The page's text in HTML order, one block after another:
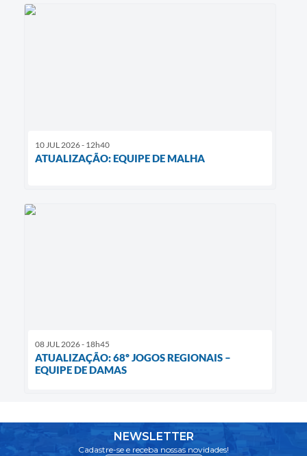
10 JUL 2026 - 12h40
ATUALIZAÇÃO: EQUIPE DE MALHA
08 JUL 2026 - 18h45
ATUALIZAÇÃO: 68º JOGOS REGIONAIS –
EQUIPE DE DAMAS
NEWSLETTER
Cadastre-se e receba nossas novidades!